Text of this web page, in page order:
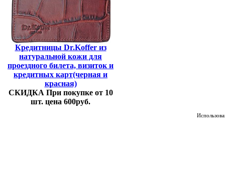
Кредитницы Dr.Koffer из
натуральной кожи для
проездного билета, визиток и
кредитных карт(черная и
красная)
СКИДКА При покупке от 10
шт. цена 600руб.